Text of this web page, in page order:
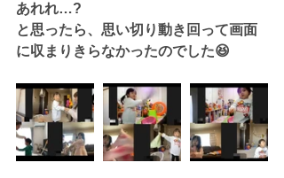
あれれ…?
と思ったら、思い切り動き回って画面
に収まりきらなかったのでした😆